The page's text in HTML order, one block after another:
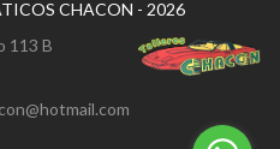
CHACON - 2026
113 B